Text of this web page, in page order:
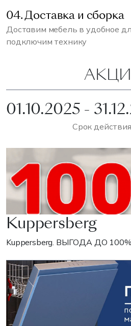
04. Доставка и сборка
Доставим мебель в удобное
подключим технику
01.10.2025 -
Срок действия
Kuppersberg
Kuppersberg. ВЫГОДА ДО 100%